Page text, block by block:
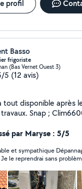
profil
Basso
frigoriste
(Bas Vernet Ouest 3)
5 (12 avis)
tout disponible après
Snap ;
par Maryse : 5/5
Dépannage tardif j'ai
beaucoup apprécié Je le reprendrai sans